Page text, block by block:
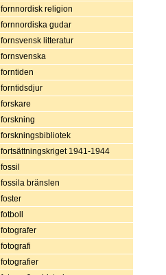
fornnordisk religion
fornnordiska gudar
fornsvensk litteratur
fornsvenska
forntiden
forntidsdjur
forskare
forskning
forskningsbibliotek
fortsättningskriget 1941-1944
fossil
fossila bränslen
foster
fotboll
fotografer
fotografi
fotografier